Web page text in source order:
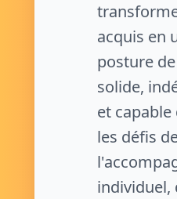
acquis en
posture
solide,
et
les défis
individuel,